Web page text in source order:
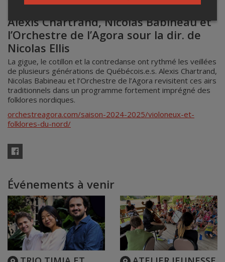
Alexis Chartrand, Nicolas Babineau et
l’Orchestre de l’Agora sour la dir. de
Nicolas Ellis
La gigue, le cotillon et la contredanse ont rythmé les veillées
de plusieurs générations de Québécois.e.s. Alexis Chartrand,
Nicolas Babineau et l’Orchestre de l’Agora revisitent ces airs
traditionnels dans un programme fortement imprégné des
folklores nordiques.
orchestreagora.com/saison-2024-2025/violoneux-et-
folklores-du-nord/
Événements à venir